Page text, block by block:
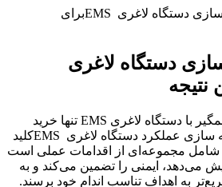
دستگاه لاغری
برای دستیابی به نتایج چشمگیر با دستگاه لاغری EMS تنها خرید
دستگاه کافی نیست؛ بهینه سازی عملکرد دستگاه لاغری EMSکلید
شامل مجموعه‌ای از اقدامات عملی است
می‌دهد، ایمنی را تضمین می‌کند و به
به اهداف تناسب اندام خود برسند.